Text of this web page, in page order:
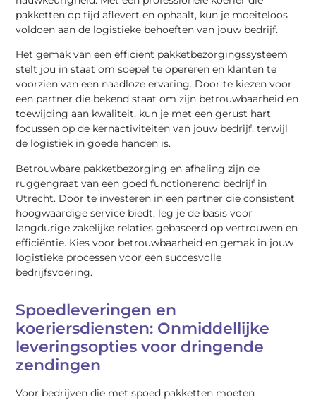
pakketten op tijd aflevert en ophaalt, kun je moeiteloos
voldoen aan de logistieke behoeften van jouw bedrijf.
Het gemak van een efficiënt pakketbezorgingssysteem
stelt jou in staat om soepel te opereren en klanten te
voorzien van een naadloze ervaring. Door te kiezen voor
een partner die bekend staat om zijn betrouwbaarheid en
toewijding aan kwaliteit, kun je met een gerust hart
focussen op de kernactiviteiten van jouw bedrijf, terwijl
de logistiek in goede handen is.
Betrouwbare pakketbezorging en afhaling zijn de
ruggengraat van een goed functionerend bedrijf in
Utrecht. Door te investeren in een partner die consistent
hoogwaardige service biedt, leg je de basis voor
langdurige zakelijke relaties gebaseerd op vertrouwen en
efficiëntie. Kies voor betrouwbaarheid en gemak in jouw
logistieke processen voor een succesvolle
bedrijfsvoering.
Spoedleveringen en
koeriersdiensten: Onmiddellijke
leveringsopties voor dringende
zendingen
Voor bedrijven die met spoed pakketten moeten